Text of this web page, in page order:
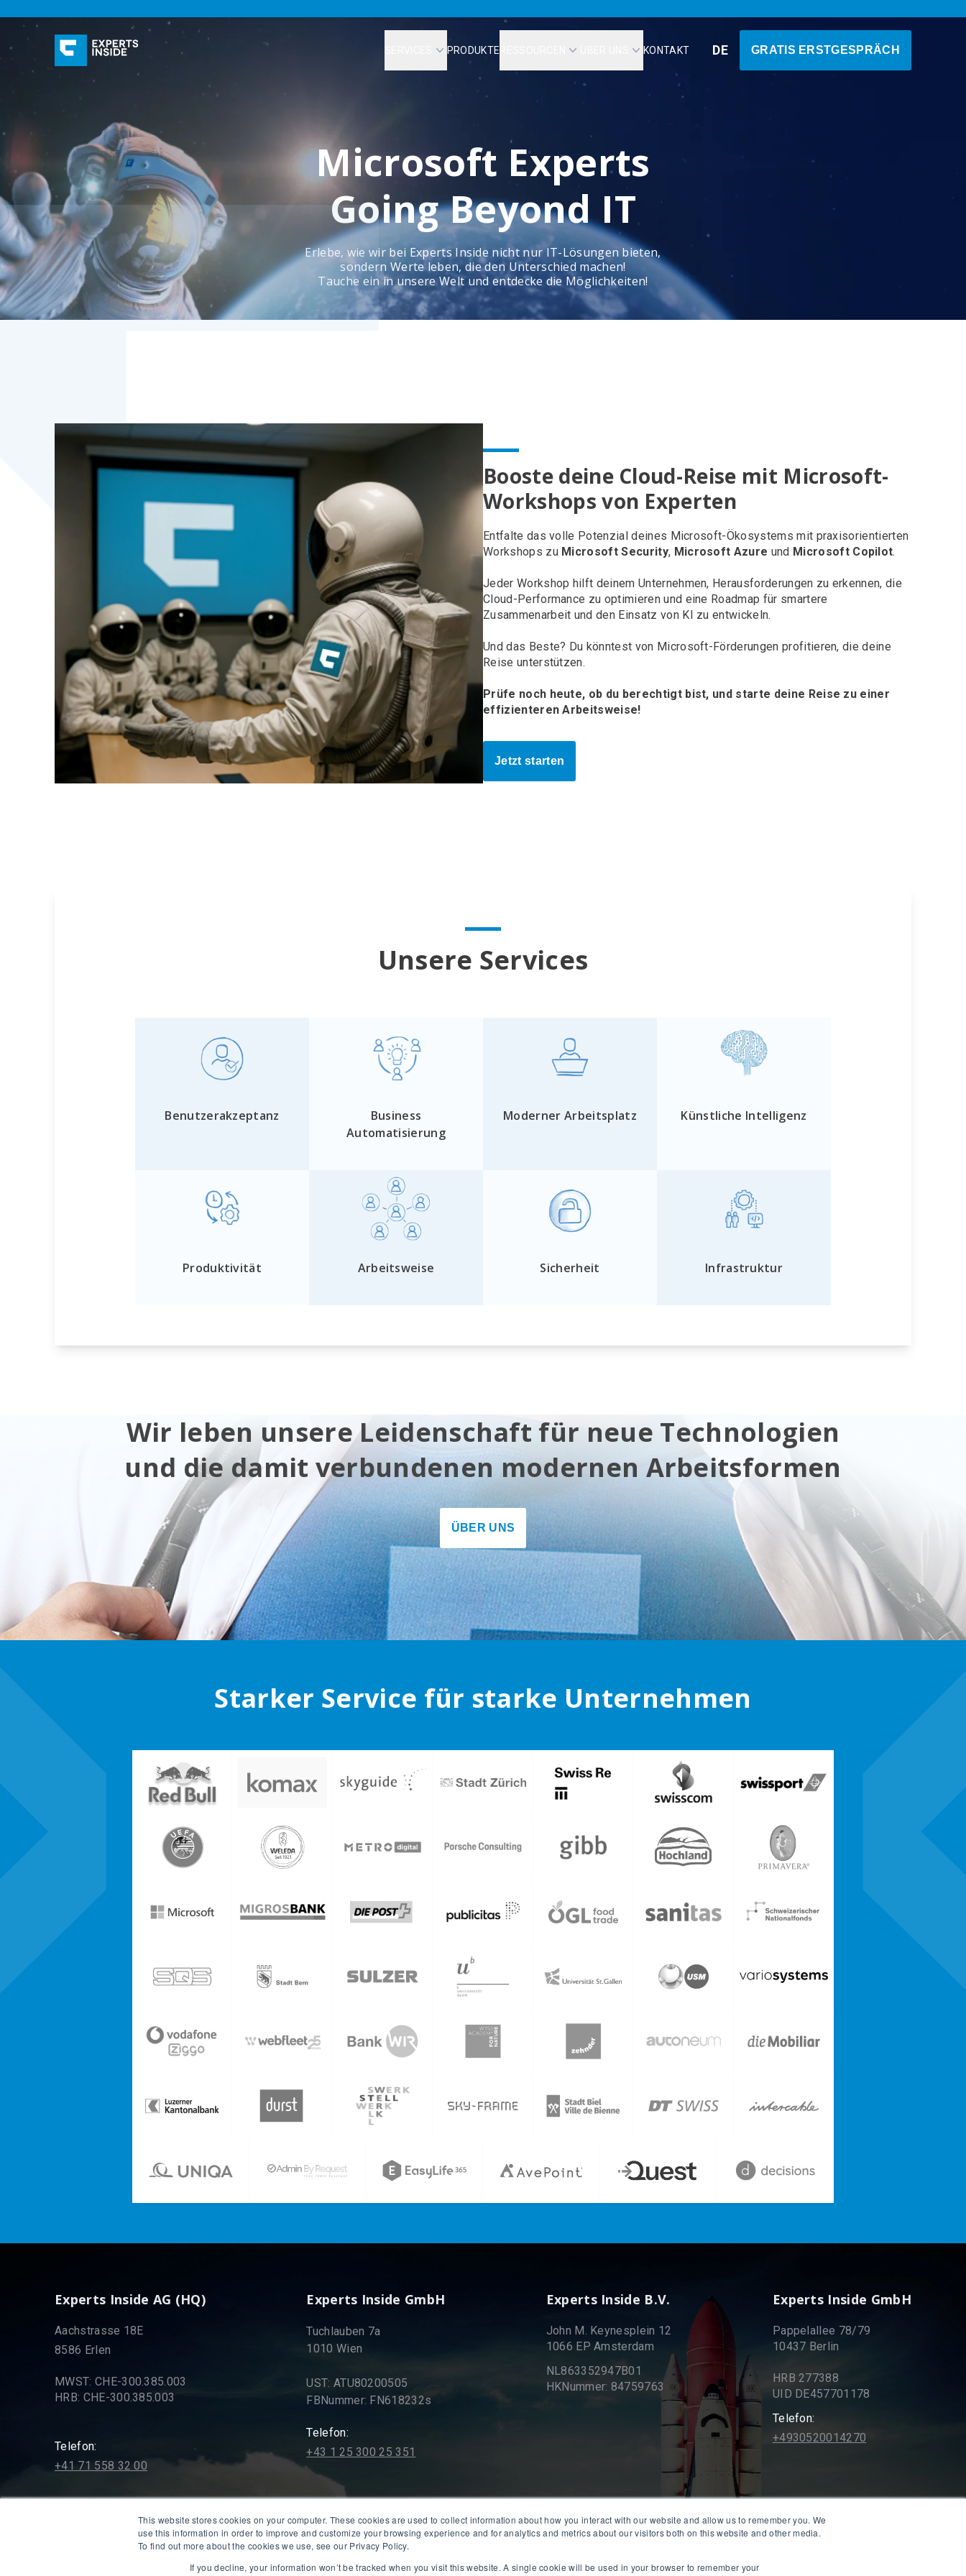
This website stores cookies on your computer. These cookies are used to collect information about how you interact with our website and allow us to remember you. We
use this information in order to improve and customize your browsing experience and for analytics and metrics about our visitors both on this website and other media.
To find out more about the cookies we use, see our Privacy Policy.
If you decline, your information won’t be tracked when you visit this website. A single cookie will be used in your browser to remember your
logo-experts-inside-light
PRODUKTE KONTAKT DE GRATIS ERSTGESPRÄCH
Microsoft Experts
Going Beyond IT
Erlebe, wie wir bei Experts Inside nicht nur IT-Lösungen bieten,
sondern Werte leben, die den Unterschied machen!
Tauche ein in unsere Welt und entdecke die Möglichkeiten!
Booste deine Cloud-Reise mit Microsoft-
Workshops von Experten
Entfalte das volle Potenzial deines Microsoft-Ökosystems mit praxisorientierten
Workshops zu Microsoft Security, Microsoft Azure und Microsoft Copilot.
Jeder Workshop hilft deinem Unternehmen, Herausforderungen zu erkennen, die
Cloud-Performance zu optimieren und eine Roadmap für smartere
Zusammenarbeit und den Einsatz von KI zu entwickeln.
Und das Beste? Du könntest von Microsoft-Förderungen profitieren, die deine
Reise unterstützen.
Prüfe noch heute, ob du berechtigt bist, und starte deine Reise zu einer
effizienteren Arbeitsweise!
Jetzt starten
Unsere Services
Benutzerakzeptanz
Business
Automatisierung
Moderner Arbeitsplatz Künstliche Intelligenz
Produktivität Arbeitsweise Sicherheit Infrastruktur
Wir leben unsere Leidenschaft für neue Technologien
und die damit verbundenen modernen Arbeitsformen
ÜBER UNS
Starker Service für starke Unternehmen
Experts Inside AG (HQ)
Aachstrasse 18E
8586 Erlen
MWST: CHE‑300.385.003
HRB: CHE‑300.385.003
Telefon:
+41 71 558 32 00
info@expertsinside.com
Experts Inside GmbH
Tuchlauben 7a
1010 Wien
UST: ATU80200505
FBNummer: FN618232s
Telefon:
+43 1 25 300 25 351
Experts Inside B.V.
John M. Keynesplein 12
1066 EP Amsterdam
NL863352947B01
HKNummer: 84759763
Experts Inside GmbH
Pappelallee 78/79
10437 Berlin
HRB 277388
UID DE457701178
Telefon:
+4930520014270